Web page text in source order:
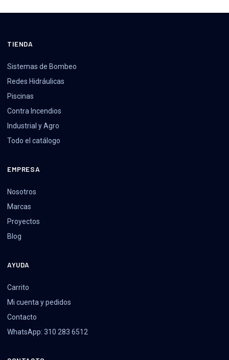
TIENDA
Sistemas de Bombeo
Redes Hidráulicas
Piscinas
Contra Incendios
Industrial y Agro
Todo el catálogo
EMPRESA
Nosotros
Marcas
Proyectos
Blog
AYUDA
Carrito
Mi cuenta y pedidos
Contacto
WhatsApp: 310 283 6512